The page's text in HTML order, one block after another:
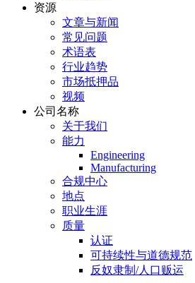
资源
文章与新闻
常见问题
术语表
行业趋势
市场抵押品
视频
公司名称
关于我们
能力
Engineering
Manufacturing
合规中心
地点
职业生涯
质量
认证
可持续性与道德规范
反奴隶制/人口贩运